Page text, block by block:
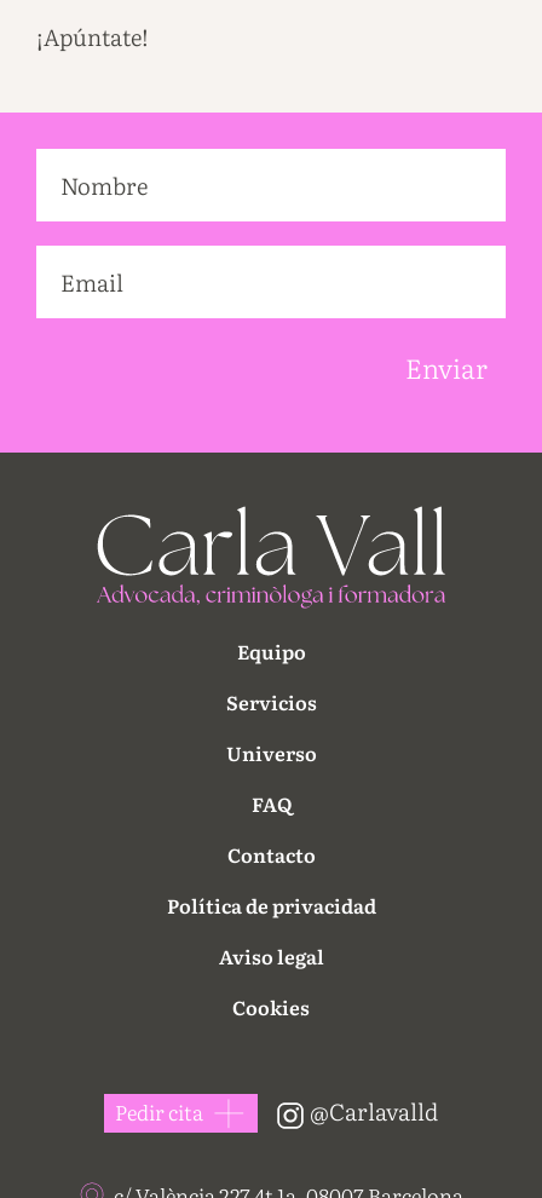
¡Apúntate!
Equipo
Servicios
Universo
FAQ
Contacto
Política de privacidad
Aviso legal
Cookies
Pedir cita @Carlavalld